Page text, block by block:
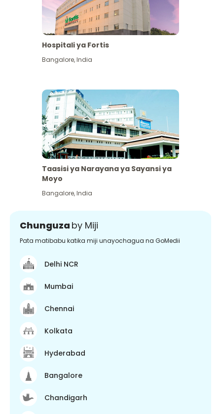
Hospitali ya Fortis
Bangalore,India
Taasisi ya Narayana ya Sayansi ya
Moyo
Bangalore,India
Chunguza by Miji
Pata matibabu katika miji unayochagua na GoMedii
Delhi NCR
Mumbai
Chennai
Kolkata
Hyderabad
Bangalore
Chandigarh